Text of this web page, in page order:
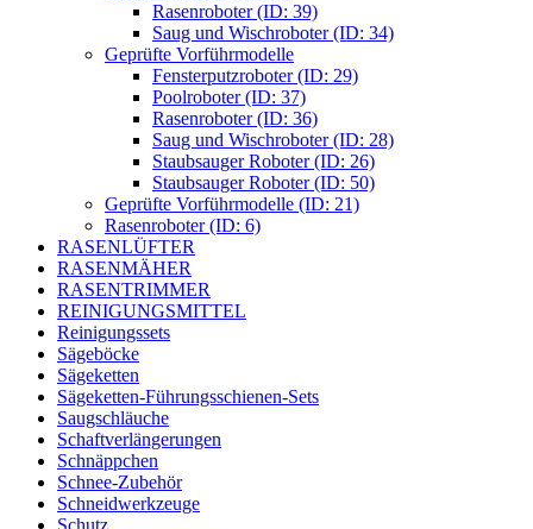
Rasenroboter (ID: 39)
Saug und Wischroboter (ID: 34)
Geprüfte Vorführmodelle
Fensterputzroboter (ID: 29)
Poolroboter (ID: 37)
Rasenroboter (ID: 36)
Saug und Wischroboter (ID: 28)
Staubsauger Roboter (ID: 26)
Staubsauger Roboter (ID: 50)
Geprüfte Vorführmodelle (ID: 21)
Rasenroboter (ID: 6)
RASENLÜFTER
RASENMÄHER
RASENTRIMMER
REINIGUNGSMITTEL
Reinigungssets
Sägeböcke
Sägeketten
Sägeketten-Führungsschienen-Sets
Saugschläuche
Schaftverlängerungen
Schnäppchen
Schnee-Zubehör
Schneidwerkzeuge
Schutz